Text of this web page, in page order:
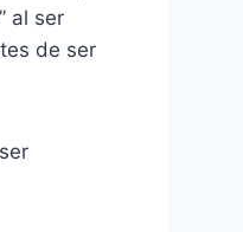
al ser
de ser